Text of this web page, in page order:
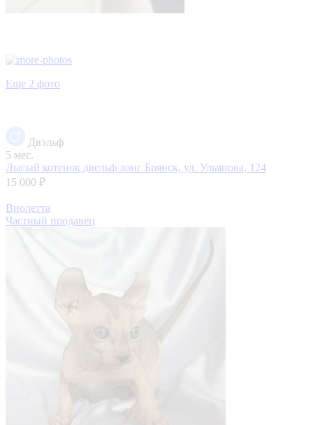
Еще 2 фото
Двэльф
5 мес.
Лысый котенок двельф лонг Брянск, ул. Ульянова, 124
15 000 ₽
Виолетта
Частный продавец